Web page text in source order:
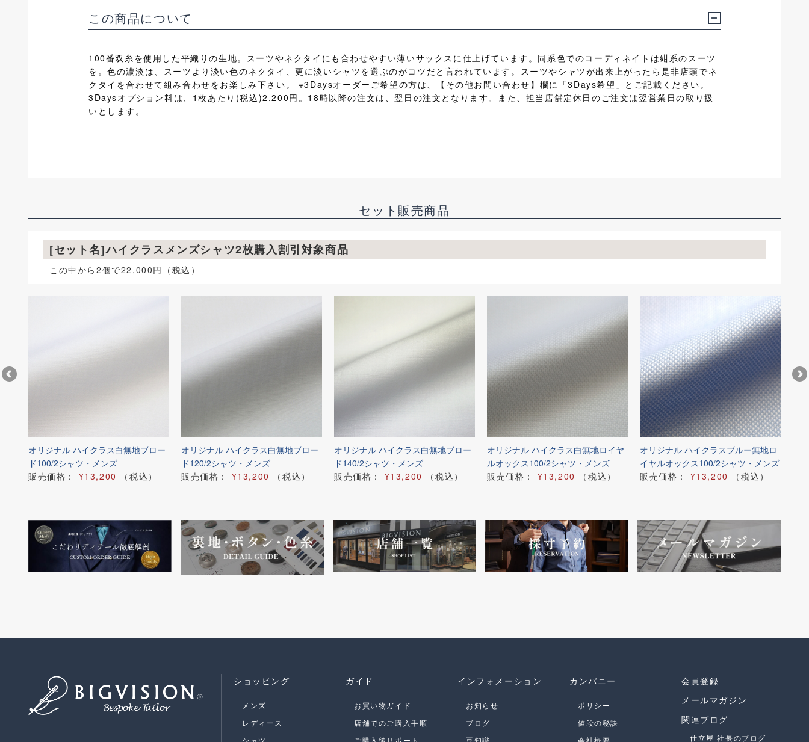
この商品について
100番双糸を使用した平織りの生地。スーツやネクタイにも合わせやすい薄いサックスに仕上げています。同系色でのコーディネイトは紺系のスーツ
を。色の濃淡は、スーツより淡い色のネクタイ、更に淡いシャツを選ぶのがコツだと言われています。スーツやシャツが出来上がったら是非店頭でネ
クタイを合わせて組み合わせをお楽しみ下さい。 ※3Daysオーダーご希望の方は、【その他お問い合わせ】欄に「3Days希望」とご記載ください。
3Daysオプション料は、1枚あたり(税込)2,200円。18時以降の注文は、翌日の注文となります。また、担当店舗定休日のご注文は翌営業日の取り扱
いとします。
セット販売商品
[セット名]ハイクラスメンズシャツ2枚購入割引対象商品
この中から2個で22,000円（税込）
オリジナル ハイクラス白無地ブロー
ド100/2シャツ・メンズ
販売価格： ¥13,200 （税込）
オリジナル ハイクラス白無地ブロー
ド120/2シャツ・メンズ
販売価格： ¥13,200 （税込）
オリジナル ハイクラス白無地ブロー
ド140/2シャツ・メンズ
販売価格： ¥13,200 （税込）
オリジナル ハイクラス白無地ロイヤ
ルオックス100/2シャツ・メンズ
販売価格： ¥13,200 （税込）
オリジナル ハイクラスブルー無地ロ
イヤルオックス100/2シャツ・メンズ
販売価格： ¥13,200 （税込）
ショッピング
メンズ
レディース
シャツ
ガイド
お買い物ガイド
店舗でのご購入手順
ご購入後サポート
インフォメーション
お知らせ
ブログ
豆知識
カンパニー
ポリシー
値段の秘訣
会社概要
会員登録
メールマガジン
関連ブログ
仕立屋 社長のブログ